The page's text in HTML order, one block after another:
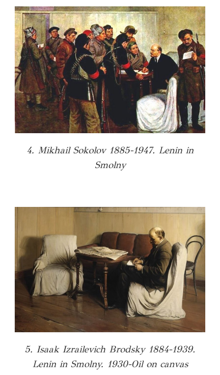
4. Mikhail Sokolov 1885-1947. Lenin in
Smolny
5. Isaak Izrailevich Brodsky 1884-1939.
Lenin in Smolny. 1930-Oil on canvas